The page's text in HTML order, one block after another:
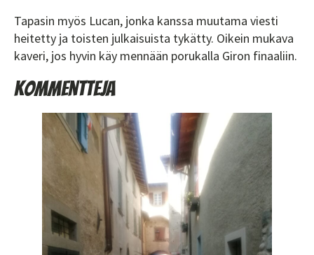
Tapasin myös Lucan, jonka kanssa muutama viesti
heitetty ja toisten julkaisuista tykätty. Oikein mukava
kaveri, jos hyvin käy mennään porukalla Giron finaaliin.
Kommentteja